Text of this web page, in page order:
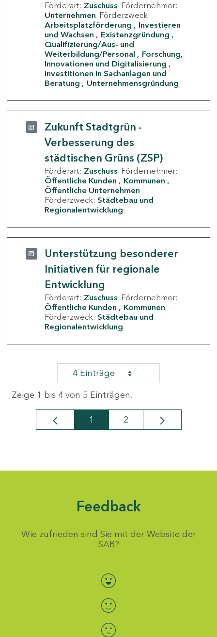
Förderart: Zuschuss Fördernehmer:
Unternehmen Förderzweck:
Arbeitsplatzförderung
Investieren
und Wachsen
Existenzgründung
Qualifizierung/Aus- und
Weiterbildung/Personal
Forschung,
Innovationen und Digitalisierung
Investitionen in Sachanlagen und
Beratung
Unternehmensgründung
Zukunft Stadtgrün -
Verbesserung des
städtischen Grüns (ZSP)
Förderart: Zuschuss Fördernehmer:
Öffentliche Kunden
Kommunen
Öffentliche Unternehmen
Förderzweck: Städtebau und
Regionalentwicklung
Unterstützung besonderer
Initiativen für regionale
Entwicklung
Förderart: Zuschuss Fördernehmer:
Öffentliche Kunden
Kommunen
Förderzweck: Städtebau und
Regionalentwicklung
4 Einträge
Zeige 1 bis 4 von 5 Einträgen.
Seite
1 Seite
2
Feedback
Wie zufrieden sind Sie mit der Website der
SAB?
Bewertung auswählen